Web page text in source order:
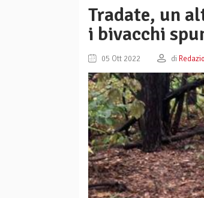
Tradate, un
i bivacchi
05 Ott 2022 di